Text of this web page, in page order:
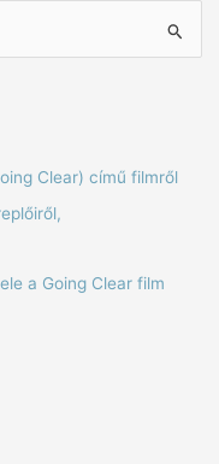
Clear) című filmről
a Going Clear film